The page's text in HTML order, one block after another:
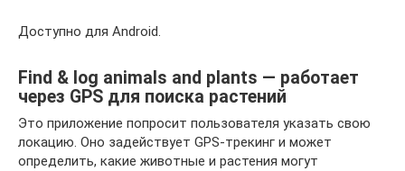
Доступно для Android.
Find & log animals and plants — работает
через GPS для поиска растений
Это приложение попросит пользователя указать свою
локацию. Оно задействует GPS-трекинг и может
определить, какие животные и растения могут